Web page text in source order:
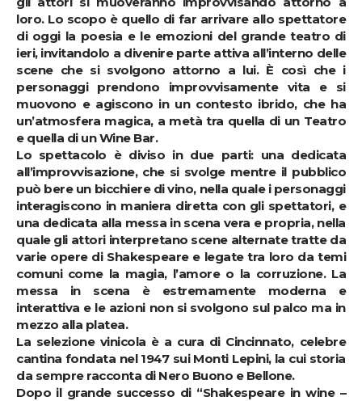
loro. Lo scopo è quello di far arrivare allo spettatore
di oggi la poesia e le emozioni del grande teatro di
ieri, invitandolo a divenire parte attiva all’interno delle
scene che si svolgono attorno a lui. È così che i
personaggi prendono improvvisamente vita e si
muovono e agiscono in un contesto ibrido, che ha
un’atmosfera magica, a metà tra quella di un Teatro
e quella di un Wine Bar.
Lo spettacolo è diviso in due parti: una dedicata
all’improvvisazione, che si svolge mentre il pubblico
può bere un bicchiere di vino, nella quale i personaggi
interagiscono in maniera diretta con gli spettatori, e
una dedicata alla messa in scena vera e propria, nella
quale gli attori interpretano scene alternate tratte da
varie opere di Shakespeare e legate tra loro da temi
comuni come la magia, l’amore o la corruzione. La
messa in scena è estremamente moderna e
interattiva e le azioni non si svolgono sul palco ma in
mezzo alla platea.
La selezione vinicola è a cura di Cincinnato, celebre
cantina fondata nel 1947 sui Monti Lepini, la cui storia
da sempre racconta di Nero Buono e Bellone.
Dopo il grande successo di “Shakespeare in wine –